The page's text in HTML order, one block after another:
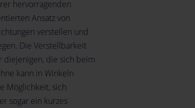
hervorragenden
Ansatz von
verstellen und
Die Verstellbarkeit
diejenigen, die sich beim
kann in Winkeln
Möglichkeit, sich
sogar ein kurzes